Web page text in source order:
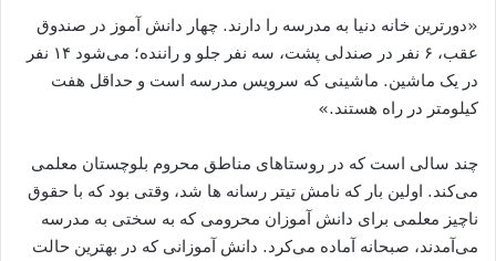
«دورترین خانه‌ دنیا به مدرسه را دارند. چهار دانش ‌آموز در صندوق
‌عقب، ۶ نفر در صندلی پشت، سه نفر جلو و راننده؛ می‌شود ۱۴ نفر
در یک ماشین. ماشینی که سرویس مدرسه است و حداقل هفت
کیلومتر در راه هستند.»
چند سالی است که در روستاهای مناطق محروم بلوچستان معلمی
می‌کند. اولین ‌بار که نامش تیتر رسانه ‌ها شد، وقتی بود که با حقوق
ناچیز معلمی برای دانش‌ آموزان محرومی که به ‌سختی به مدرسه
می‌آمدند، صبحانه آماده می‌کرد. دانش ‌آموزانی که در بهترین حالت